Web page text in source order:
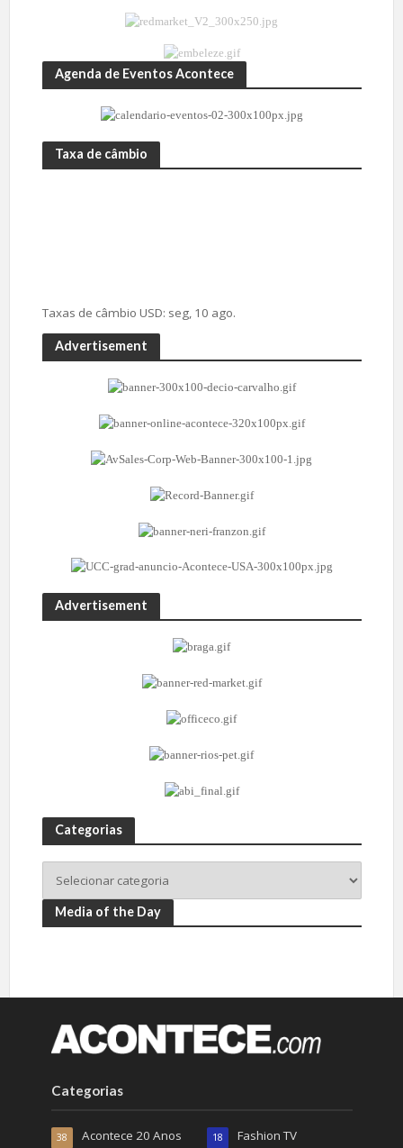
Agenda de Eventos Acontece
Taxa de câmbio
Taxas de câmbio USD: seg, 10 ago.
Advertisement
Advertisement
Categorias
Media of the Day
Categorias
Acontece 20 Anos
38 Fashion TV
18